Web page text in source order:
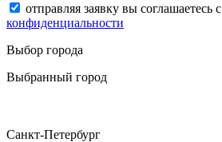
отправляя заявку вы соглашаетесь с
конфиденциальности
Выбор города
Выбранный город
Санкт-Петербург